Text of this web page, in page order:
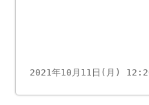
2021年10月11日(月)